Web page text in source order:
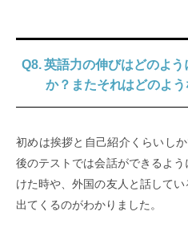
Q8. 英語力の伸びはどのよ
か？またそれはどのよ
初めは挨拶と自己紹介くらいし
後のテストでは会話ができるよ
けた時や、外国の友人と話して
出てくるのがわかりました。